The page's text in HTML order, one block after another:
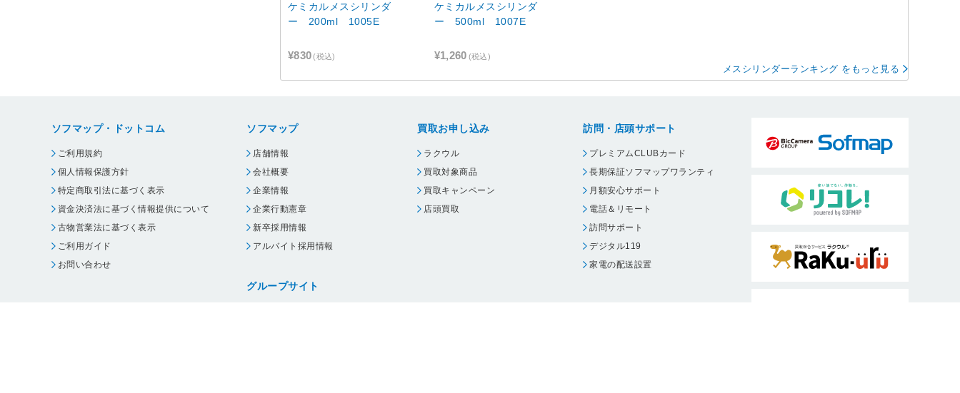
ケミカルメスシリンダ
ー 200ml 1005E
¥830 (税込)
ケミカルメスシリンダ
ー 500ml 1007E
¥1,260 (税込)
メスシリンダーランキング をもっと見る
ソフマップ・ドットコム
ご利用規約
個人情報保護方針
特定商取引法に基づく表示
資金決済法に基づく情報提供について
古物営業法に基づく表示
ご利用ガイド
お問い合わせ
ソフマップ
店舗情報
会社概要
企業情報
企業行動憲章
新卒採用情報
アルバイト採用情報
グループサイト
買取お申し込み
ラクウル
買取対象商品
買取キャンペーン
店頭買取
訪問・店頭サポート
プレミアムCLUBカード
長期保証ソフマップワランティ
月額安心サポート
電話＆リモート
訪問サポート
デジタル119
家電の配送設置